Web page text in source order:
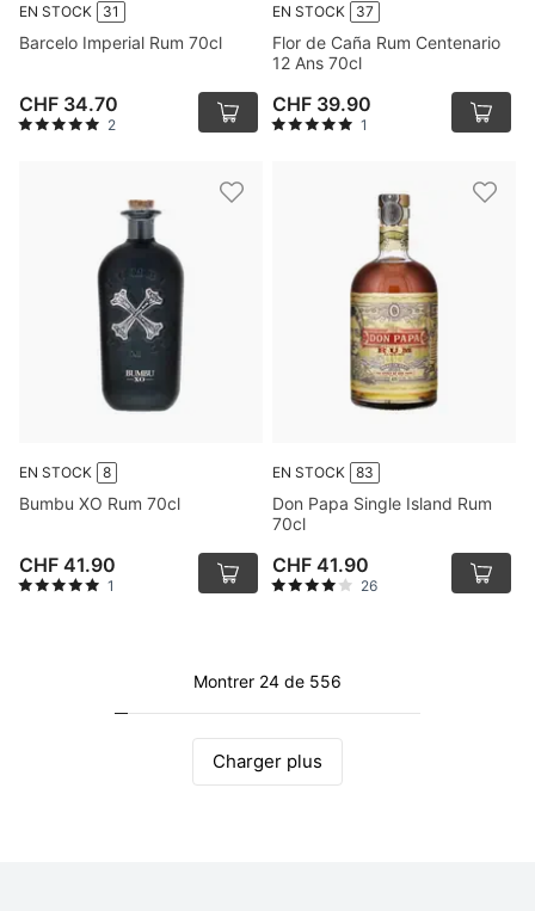
EN STOCK 31
Barcelo Imperial Rum 70cl
CHF 34.70
2
EN STOCK 37
Flor de Caña Rum Centenario
12 Ans 70cl
CHF 39.90
1
EN STOCK 8
Bumbu XO Rum 70cl
CHF 41.90
1
EN STOCK 83
Don Papa Single Island Rum
70cl
CHF 41.90
26
Montrer 24 de 556
Charger plus